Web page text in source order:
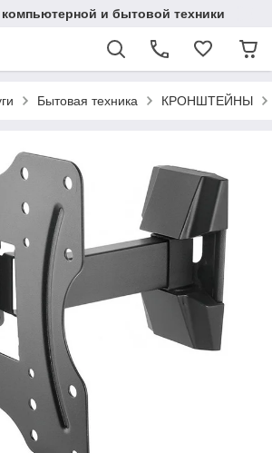
компьютерной и бытовой техники
Бытовая техника КРОНШТЕЙНЫ